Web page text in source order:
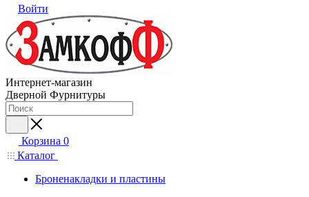
Войти
Интернет-магазин
Дверной Фурнитуры
Корзина 0
Каталог
Броненакладки и пластины